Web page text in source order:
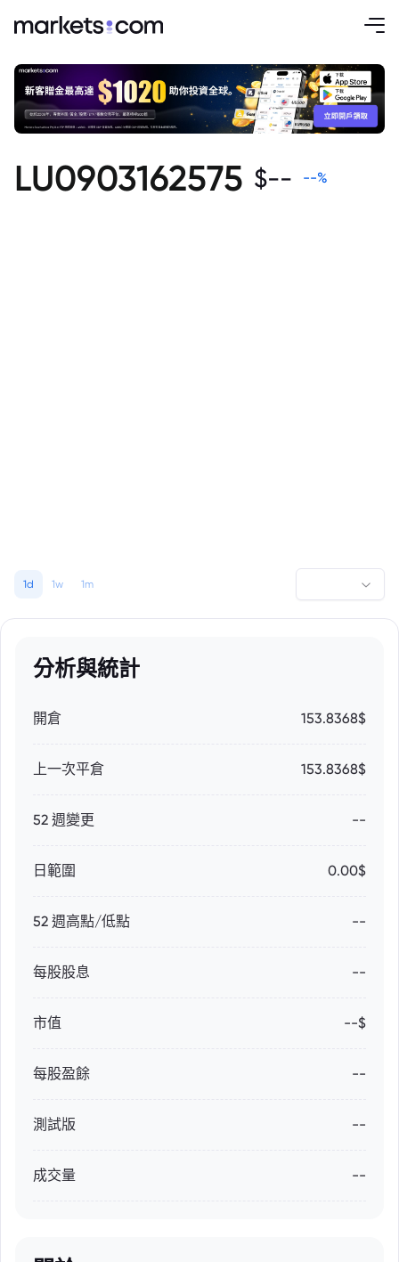
LU0903162575 $-- --%
1d 1w 1m
分析與統計
開倉 153.8368$
上一次平倉 153.8368$
52 週變更 --
日範圍 0.00$
52 週高點/低點 --
每股股息 --
市值 --$
每股盈餘 --
測試版 --
成交量 --